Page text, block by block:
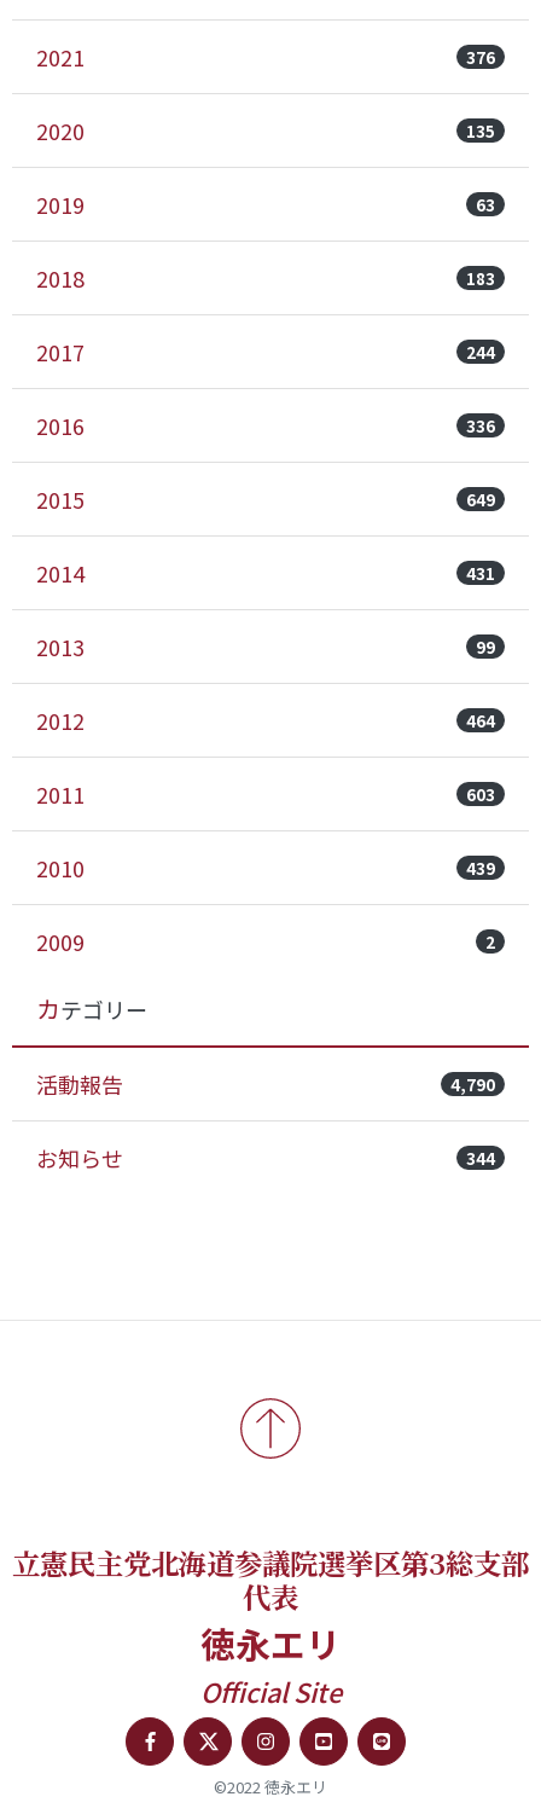
2021 376
2020 135
2019 63
2018 183
2017 244
2016 336
2015 649
2014 431
2013 99
2012 464
2011 603
2010 439
2009 2
カテゴリー
活動報告 4,790
お知らせ 344
立憲民主党北海道参議院選挙区第3総支部
代表
徳永エリ
Official Site
©2022 徳永エリ